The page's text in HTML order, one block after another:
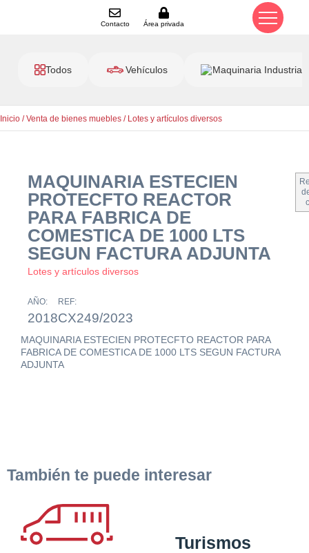
Contacto Área privada
Todos Vehículos Maquinaria Industrial
Inicio /Venta de bienes muebles / Lotes y artículos diversos
MAQUINARIA ESTECIEN
PROTECFTO REACTOR
PARA FABRICA DE
COMESTICA DE 1000 LTS
SEGUN FACTURA ADJUNTA
Lotes y artículos diversos
AÑO:
2018
REF:
CX249/2023
MAQUINARIA ESTECIEN PROTECFTO REACTOR PARA
FABRICA DE COMESTICA DE 1000 LTS SEGUN FACTURA
ADJUNTA
También te puede interesar
Turismos